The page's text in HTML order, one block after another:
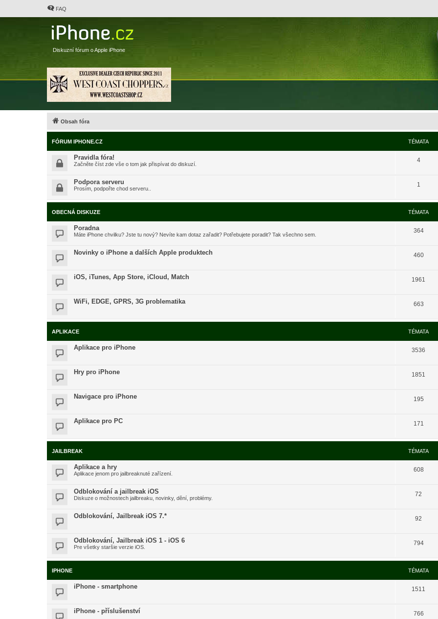
FAQ
Diskuzní fórum o Apple iPhone
Obsah fóra
FÓRUM IPHONE.CZ TÉMATA
Pravidla fóra!
Začněte číst zde vše o tom jak přispívat do diskuzí.
4
Podpora serveru
Prosím, podpořte chod serveru..
1
OBECNÁ DISKUZE TÉMATA
Poradna
Máte iPhone chvilku? Jste tu nový? Nevíte kam dotaz zařadit? Potřebujete poradit? Tak všechno sem.
364
Novinky o iPhone a dalších Apple produktech 460
iOS, iTunes, App Store, iCloud, Match 1961
WiFi, EDGE, GPRS, 3G problematika 663
APLIKACE TÉMATA
Aplikace pro iPhone 3536
Hry pro iPhone 1851
Navigace pro iPhone 195
Aplikace pro PC 171
JAILBREAK TÉMATA
Aplikace a hry
Aplikace jenom pro jailbreaknuté zařízení.
608
Odblokování a jailbreak iOS
Diskuze o možnostech jailbreaku, novinky, dění, problémy.
72
Odblokování, Jailbreak iOS 7.* 92
Odblokování, Jailbreak iOS 1 - iOS 6
Pre všetky staršie verzie iOS.
794
IPHONE TÉMATA
iPhone - smartphone 1511
iPhone - příslušenství 766